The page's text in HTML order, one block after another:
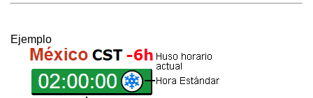
Ejemplo